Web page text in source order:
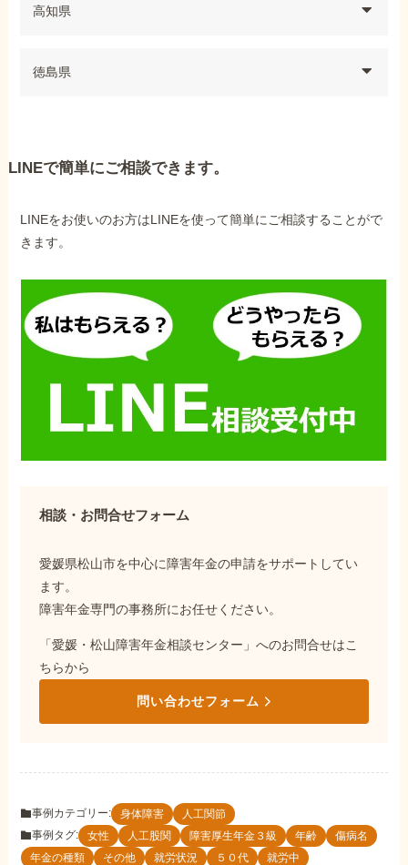
高知県
徳島県
LINEで簡単にご相談できます。
LINEをお使いのお方はLINEを使って簡単にご相談することがで
きます。
相談・お問合せフォーム
愛媛県松山市を中心に障害年金の申請をサポートしてい
ます。
障害年金専門の事務所にお任せください。
「愛媛・松山障害年金相談センター」へのお問合せはこ
ちらから
問い合わせフォーム
事例カテゴリー: 身体障害
人工関節
事例タグ:
女性 人工股関 障害厚生年金３級 年齢
傷病名
年金の種類
その他 就労状況 ５０代 就労中